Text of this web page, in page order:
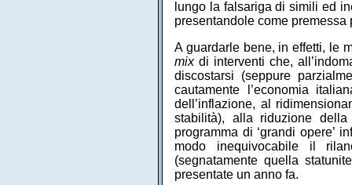
lungo la falsariga di simili ed
presentandole come premessa
A guardarle bene, in effetti, le
mixdi interventi che,
discostarsi (seppure
cautamente l’economia
dell’inflazione, al
stabilità), alla riduzione
programma di ‘grandi opere’
modo inequivocabile il
(segnatamente quella
presentate un anno fa.